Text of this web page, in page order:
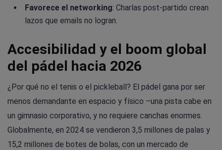
Favorece el networking: Charlas post-partido crean
lazos que emails no logran.
Accesibilidad y el boom global
del pádel hacia 2026
¿Por qué no el tenis o el pickleball? El pádel gana por ser
menos demandante en espacio y físico –una pista cabe en
un gimnasio corporativo, y no requiere canchas enormes.
Globalmente, en 2024 se vendieron 3,5 millones de palas y
15,2 millones de botes de bolas, con un mercado de